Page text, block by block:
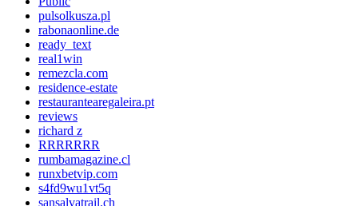
pulsolkusza.pl
rabonaonline.de
ready_text
real1win
remezcla.com
residence-estate
restaurantearegaleira.pt
reviews
richard z
RRRRRRR
rumbamagazine.cl
runxbetvip.com
s4fd9wu1vt5q
sansalvatrail.ch